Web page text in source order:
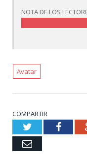
NOTA DE LOS
Avatar
COMPARTIR
Twitter
Email